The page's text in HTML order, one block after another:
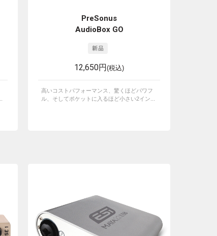
PreSonus
AudioBox GO
12,650円(税込)
高いコストパフォーマンス、驚くほどパワフ
ル、そしてポケットに入るほど小さい2イン...